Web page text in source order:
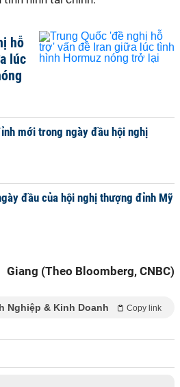
hỗ
lúc
mới trong ngày đầu hội nghị
đầu của hội nghị thượng đỉnh Mỹ
Giang (Theo Bloomberg, CNBC)
Nghiệp & Kinh Doanh Copy link